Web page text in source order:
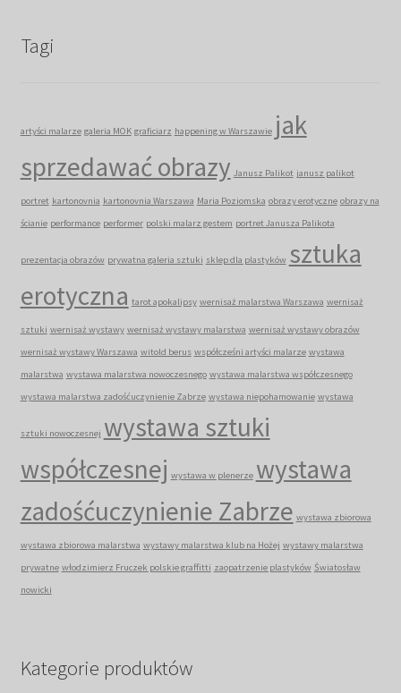
Tagi
artyści malarze galeria MOK graficiarz happening w Warszawie jak
sprzedawać obrazy Janusz Palikot janusz palikot
portret kartonovnia kartonovnia Warszawa Maria Poziomska obrazy erotyczne obrazy na
ścianie performance performer polski malarz gestem portret Janusza Palikota
prezentacja obrazów prywatna galeria sztuki sklep dla plastyków sztuka
erotyczna tarot apokalipsy wernisaż malarstwa Warszawa wernisaż
sztuki wernisaż wystawy wernisaż wystawy malarstwa wernisaż wystawy obrazów
wernisaż wystawy Warszawa witold berus współcześni artyści malarze wystawa
malarstwa wystawa malarstwa nowoczesnego wystawa malarstwa współczesnego
wystawa malarstwa zadośćuczynienie Zabrze wystawa niepohamowanie wystawa
sztuki nowoczesnej wystawa sztuki
współczesnej wystawa w plenerze wystawa
zadośćuczynienie Zabrze wystawa zbiorowa
wystawa zbiorowa malarstwa wystawy malarstwa klub na Hożej wystawy malarstwa
prywatne włodzimierz Fruczek polskie graffitti zaopatrzenie plastyków Światosław
nowicki
Kategorie produktów